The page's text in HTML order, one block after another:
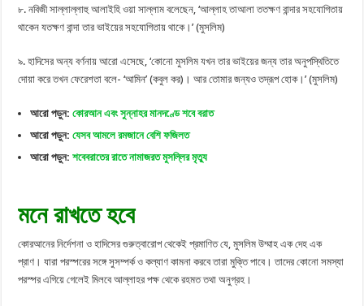
৮. নবিজী সাল্লাল্লাহু আলাইহি ওয়া সাল্লাম বলেছেন, ‘আল্লাহ তাআলা ততক্ষণ বান্দার সহযোগিতায়
থাকেন যতক্ষণ বান্দা তার ভাইয়ের সহযোগিতায় থাকে।’ (মুসলিম)
৯. হাদিসের অন্য বর্ণনায় আরো এসেছে, ‘কোনো মুসলিম যখন তার ভাইয়ের জন্য তার অনুপস্থিতিতে
দোয়া করে তখন ফেরেশতা বলে- ‘আমিন’ (কবুল কর)। আর তোমার জন্যও তদ্রূপ হোক।’ (মুসলিম)
আরো পড়ুন:কোরআন এবং সুন্নাহর মানদণ্ডে শবে বরাত
আরো পড়ুন:যেসব আমলে রমজানে বেশি ফজিলত
আরো পড়ুন:শবেবরাতের রাতে নামাজরত মুসল্লির মৃত্যু
মনে রাখতে হবে
কোরআনের নির্দেশনা ও হাদিসের গুরুত্বারোপ থেকেই প্রমাণিত যে, মুসলিম উম্মাহ এক দেহ এক
প্রাণ। যারা পরস্পরের সঙ্গে সুসম্পর্ক ও কল্যাণ কামনা করবে তারা মুক্তি পাবে। তাদের কোনো সমস্যা
পরস্পর এগিয়ে গেলেই মিলবে আল্লাহর পক্ষ থেকে রহমত তথা অনুগ্রহ।